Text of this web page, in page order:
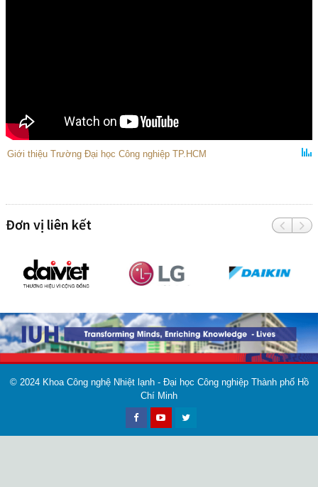
Giới thiệu Trường Đại học Công nghiệp TP.HCM
Đơn vị liên kết
© 2024Khoa Công nghệ Nhiệt lạnh - Đại học Công nghiệp Thành phố Hồ
Chí Minh